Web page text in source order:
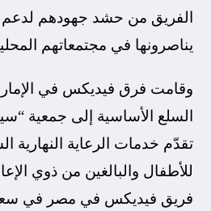
الفريق من حشد جهودهم لدعم
يناصرونها في مجتمعاتهم
وقامت فرق فيديكس في
تقدّم خدمات الرعاية النهارية
للأطفال والبالغين من ذوي
فريق فيديكس في مصر في